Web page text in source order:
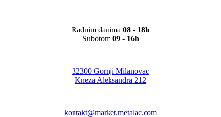
Radnim danima 08 - 18h
Subotom 09 - 16h
32300 Gornji Milanovac
Kneza Aleksandra 212
kontakt@market.metalac.com